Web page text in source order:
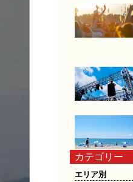
カテゴリー
エリア別